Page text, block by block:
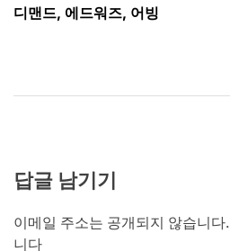
탐
디맨드, 에드워즈, 어빙
답글 남기기
이메일 주소는 공개되지 않습니다.
니다